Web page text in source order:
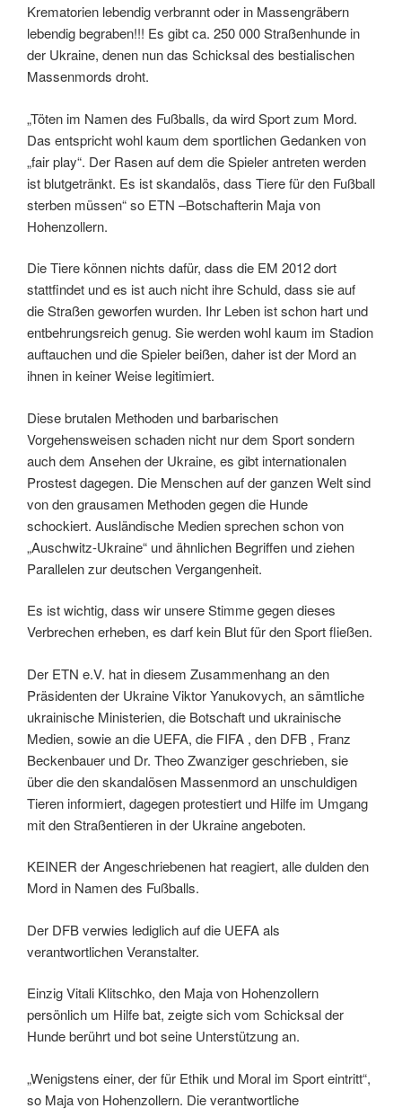
Krematorien lebendig verbrannt oder in Massengräbern
lebendig begraben!!! Es gibt ca. 250 000 Straßenhunde in
der Ukraine, denen nun das Schicksal des bestialischen
Massenmords droht.
„Töten im Namen des Fußballs, da wird Sport zum Mord.
Das entspricht wohl kaum dem sportlichen Gedanken von
„fair play“. Der Rasen auf dem die Spieler antreten werden
ist blutgetränkt. Es ist skandalös, dass Tiere für den Fußball
sterben müssen“ so ETN –Botschafterin Maja von
Hohenzollern.
Die Tiere können nichts dafür, dass die EM 2012 dort
stattfindet und es ist auch nicht ihre Schuld, dass sie auf
die Straßen geworfen wurden. Ihr Leben ist schon hart und
entbehrungsreich genug. Sie werden wohl kaum im Stadion
auftauchen und die Spieler beißen, daher ist der Mord an
ihnen in keiner Weise legitimiert.
Diese brutalen Methoden und barbarischen
Vorgehensweisen schaden nicht nur dem Sport sondern
auch dem Ansehen der Ukraine, es gibt internationalen
Prostest dagegen. Die Menschen auf der ganzen Welt sind
von den grausamen Methoden gegen die Hunde
schockiert. Ausländische Medien sprechen schon von
„Auschwitz-Ukraine“ und ähnlichen Begriffen und ziehen
Parallelen zur deutschen Vergangenheit.
Es ist wichtig, dass wir unsere Stimme gegen dieses
Verbrechen erheben, es darf kein Blut für den Sport fließen.
Der ETN e.V. hat in diesem Zusammenhang an den
Präsidenten der Ukraine Viktor Yanukovych, an sämtliche
ukrainische Ministerien, die Botschaft und ukrainische
Medien, sowie an die UEFA, die FIFA , den DFB , Franz
Beckenbauer und Dr. Theo Zwanziger geschrieben, sie
über die den skandalösen Massenmord an unschuldigen
Tieren informiert, dagegen protestiert und Hilfe im Umgang
mit den Straßentieren in der Ukraine angeboten.
KEINER der Angeschriebenen hat reagiert, alle dulden den
Mord in Namen des Fußballs.
Der DFB verwies lediglich auf die UEFA als
verantwortlichen Veranstalter.
Einzig Vitali Klitschko, den Maja von Hohenzollern
persönlich um Hilfe bat, zeigte sich vom Schicksal der
Hunde berührt und bot seine Unterstützung an.
„Wenigstens einer, der für Ethik und Moral im Sport eintritt“,
so Maja von Hohenzollern. Die verantwortliche